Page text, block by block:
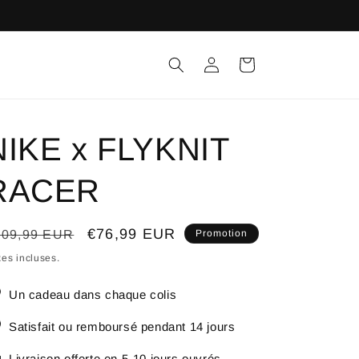
ConnexionPanier
x FLYKNIT
EUR
Prix
€76,99 EUR Promotion
incluses.
Un cadeau dans chaque colis
Satisfait ou remboursé pendant 14 jours